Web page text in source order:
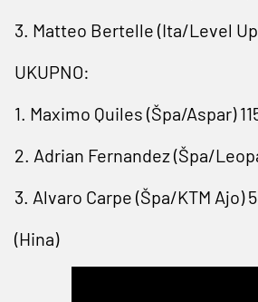
3. Matteo Bertelle (Ita/Level
UKUPNO:
1. Maximo Quiles (Špa/Aspar)
2. Adrian Fernandez (Špa/
3. Alvaro Carpe (Špa/KTM Ajo)
(Hina)